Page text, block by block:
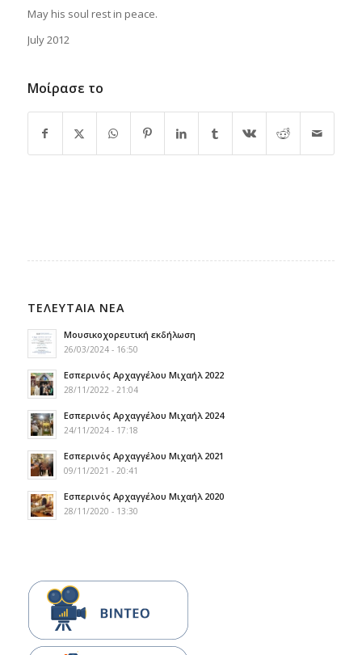
May his soul rest in peace.
July 2012
Μοίρασε το
ΤΕΛΕΥΤΑΙΑ ΝΕΑ
Μουσικοχορευτική εκδήλωση
26/03/2024 - 16:50
Εσπερινός Αρχαγγέλου Μιχαήλ 2022
28/11/2022 - 21:04
Εσπερινός Αρχαγγέλου Μιχαήλ 2024
24/11/2024 - 17:18
Εσπερινός Αρχαγγέλου Μιχαήλ 2021
09/11/2021 - 20:41
Εσπερινός Αρχαγγέλου Μιχαήλ 2020
28/11/2020 - 13:30